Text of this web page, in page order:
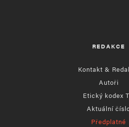
REDAKCE
Kontakt &
Autoři
Etický kodex
Aktuální
Předplatné